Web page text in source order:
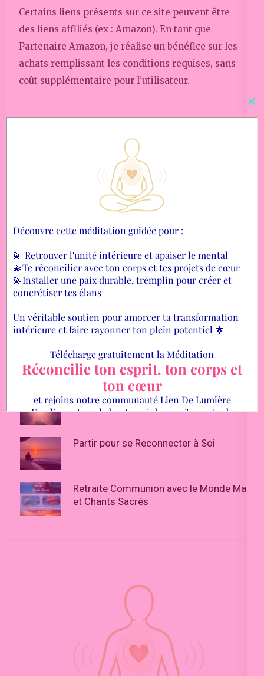
Certains liens présents sur ce site peuvent être
des liens affiliés (ex : Amazon). En tant que
Partenaire Amazon, je réalise un bénéfice sur les
achats remplissant les conditions requises, sans
coût supplémentaire pour l’utilisateur.
Prendre Rendez-Vous
ARTICLES RÉCENTS
Et si tu arrêtais de vouloir contrôler la vie
pour apprendre à nager avec elle ?
Retraite Bien Être « Juste pour Soi »
Stage « Identité et Sécurité Intérieure »
Partir pour se Reconnecter à Soi
Retraite Communion avec le Monde Marin
et Chants Sacrés